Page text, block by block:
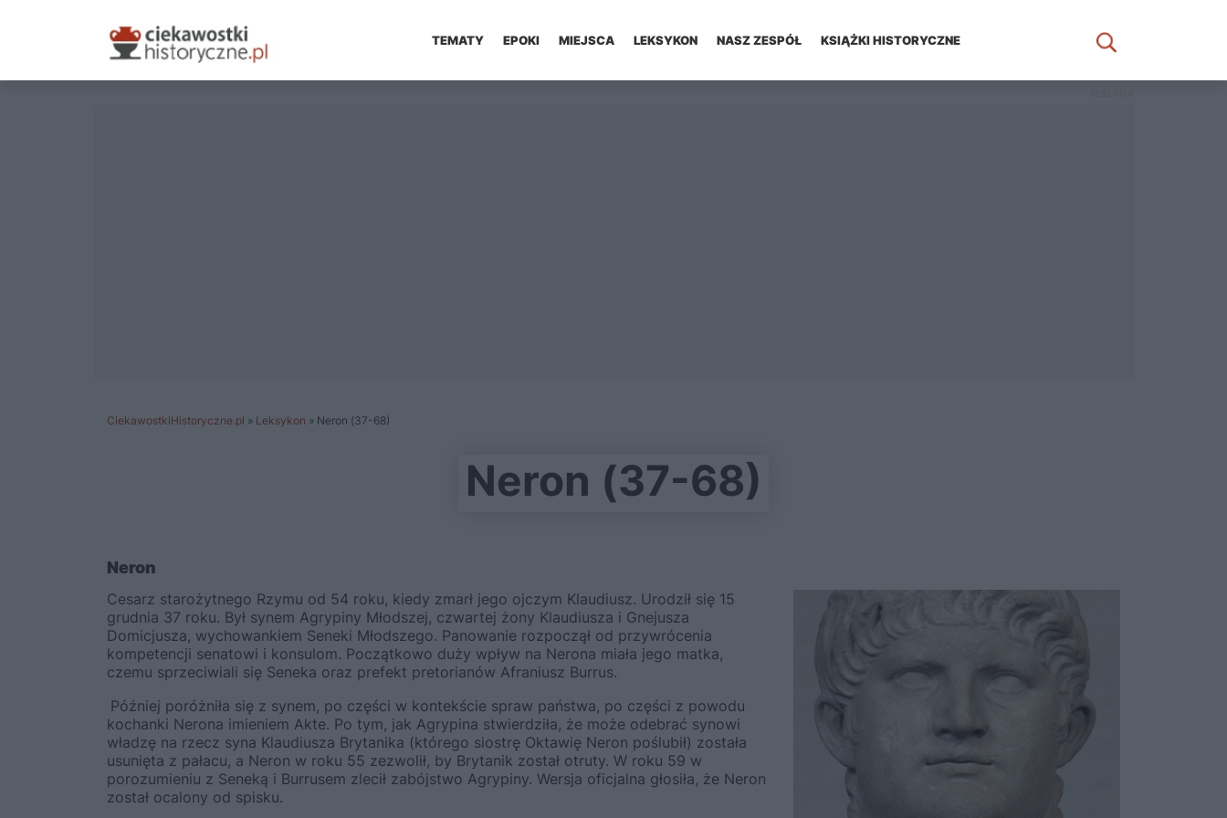
TEMATY EPOKI MIEJSCA LEKSYKON NASZ ZESPÓŁ KSIĄŻKI HISTORYCZNE
CiekawostkiHistoryczne.pl » Leksykon » Neron (37-68)
Neron (37-68)
Neron
Cesarz starożytnego Rzymu od 54 roku, kiedy zmarł jego ojczym Klaudiusz. Urodził się 15
grudnia 37 roku. Był synem Agrypiny Młodszej, czwartej żony Klaudiusza i Gnejusza
Domicjusza, wychowankiem Seneki Młodszego. Panowanie rozpoczął od przywrócenia
kompetencji senatowi i konsulom. Początkowo duży wpływ na Nerona miała jego matka,
czemu sprzeciwiali się Seneka oraz prefekt pretorianów Afraniusz Burrus.
Później poróżniła się z synem, po części w kontekście spraw państwa, po części z powodu
kochanki Nerona imieniem Akte. Po tym, jak Agrypina stwierdziła, że może odebrać synowi
władzę na rzecz syna Klaudiusza Brytanika (którego siostrę Oktawię Neron poślubił) została
usunięta z pałacu, a Neron w roku 55 zezwolił, by Brytanik został otruty. W roku 59 w
porozumieniu z Seneką i Burrusem zlecił zabójstwo Agrypiny. Wersja oficjalna głosiła, że Neron
został ocalony od spisku.